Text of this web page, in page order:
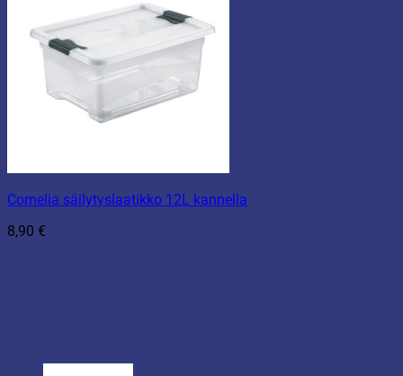
Cornelia säilytyslaatikko 12L kannella
8,90 €